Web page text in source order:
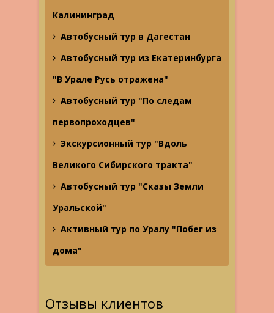
Калининград
Автобусный тур в Дагестан
Автобусный тур из Екатеринбурга
"В Урале Русь отражена"
Автобусный тур "По следам
первопроходцев"
Экскурсионный тур "Вдоль
Великого Сибирского тракта"
Автобусный тур "Сказы Земли
Уральской"
Активный тур по Уралу "Побег из
дома"
Отзывы клиентов